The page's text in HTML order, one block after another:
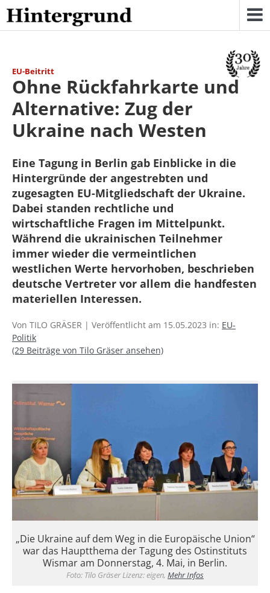
Skip
to
content
EU-Beitritt
Ohne Rückfahrkarte und
Alternative: Zug der
Ukraine nach Westen
Eine Tagung in Berlin gab Einblicke in die
Hintergründe der angestrebten und
zugesagten EU-Mitgliedschaft der Ukraine.
Dabei standen rechtliche und
wirtschaftliche Fragen im Mittelpunkt.
Während die ukrainischen Teilnehmer
immer wieder die vermeintlichen
westlichen Werte hervorhoben, beschrieben
deutsche Vertreter vor allem die handfesten
materiellen Interessen.
Von TILO GRÄSER | Veröffentlicht am 15.05.2023 in: EU-
Politik
(29 Beiträge von Tilo Gräser ansehen)
„Die Ukraine auf dem Weg in die Europäische Union“
war das Hauptthema der Tagung des Ostinstituts
Wismar am Donnerstag, 4. Mai, in Berlin.
Foto: Tilo Gräser Lizenz: eigen, Mehr Infos